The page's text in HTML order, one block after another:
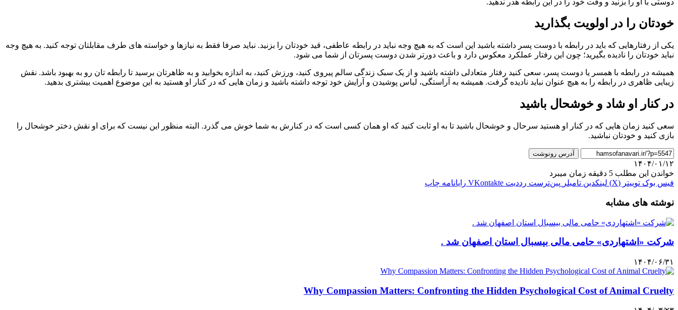
خودتان را در اولویت بگذارید
یکی از رفتارهایی که باید در رابطه با دوست پسر داشته باشید این است که به هیچ وجه نباید در رابطه عاطفی، قید خودتان را بزنید. نباید صرفا فقط به نیازها و خواسته های طرف مقابلتان توجه کنید. به هیچ وجه
نباید خودتان را نادیده بگیرید؛ چون این رفتار عملکرد معکوس دارد و باعث دورتر شدن دوست پسرتان از شما می شود.
همیشه در رابطه با همسر یا دوست پسر، سعی کنید رفتار متعادلی داشته باشید و از یک سبک زندگی سالم پیروی کنید، ورزش کنید، به اندازه بخوابید و به ظاهرتان برسید تا رابطه تان رو به بهبود باشد. نقش
زیبایی ظاهری در رابطه را به هیچ عنوان نباید نادیده گرفت. همیشه به آراستگی، لباس پوشیدن و آرایش خود توجه داشته باشید و زمان هایی که در کنار او هستید به این موضوع اهمیت بیشتری بدهید.
در کنار او شاد و خوشحال باشید
سعی کنید زمان هایی که در کنار او هستید سرحال و خوشحال باشید تا به او ثابت کنید که او همان کسی است که در کنارش به شما خوش می گذرد. البته منظور این نیست که برای او نقش دختر خوشحال را
بازی کنید و خودتان نباشید.
آدرس رونوشت
۱۴۰۴/۰۱/۱۲
خواندن این مطلب 5 دقیقه زمان میبرد
فیس بوک توییتر (X) لینکدین ‫تامبلر ‫پین‌ترست ‫رددیت ‫VKontakte رایانامه چاپ
نوشته های مشابه
شرکت «اشتهاردی» حامی مالی بیسبال استان اصفهان شد .
۱۴۰۴/۰۶/۳۱
Why Compassion Matters: Confronting the Hidden Psychological Cost of Animal Cruelty